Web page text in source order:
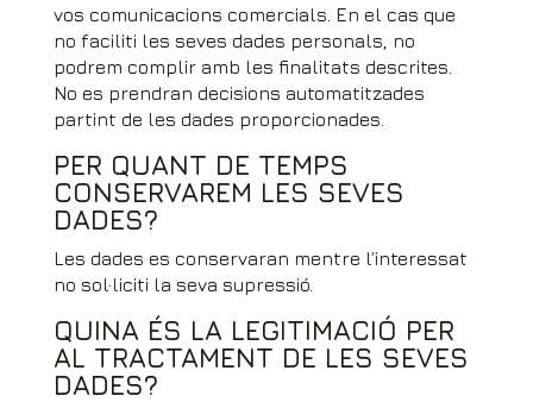
vos comunicacions comercials. En el cas que
no faciliti les seves dades personals, no
podrem complir amb les finalitats descrites.
No es prendran decisions automatitzades
partint de les dades proporcionades.
PER QUANT DE TEMPS
CONSERVAREM LES SEVES
DADES?
Les dades es conservaran mentre l’interessat
no sol·liciti la seva supressió.
QUINA ÉS LA LEGITIMACIÓ PER
AL TRACTAMENT DE LES SEVES
DADES?